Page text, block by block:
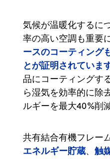
気候が温暖化するに
率の高い空調も重要
ースのコーティング
とが証明されていま
品にコーティングす
ら湿気を効率的に除
ルギーを最大40%削
共有結合有機フレー
エネルギー貯蔵、 触